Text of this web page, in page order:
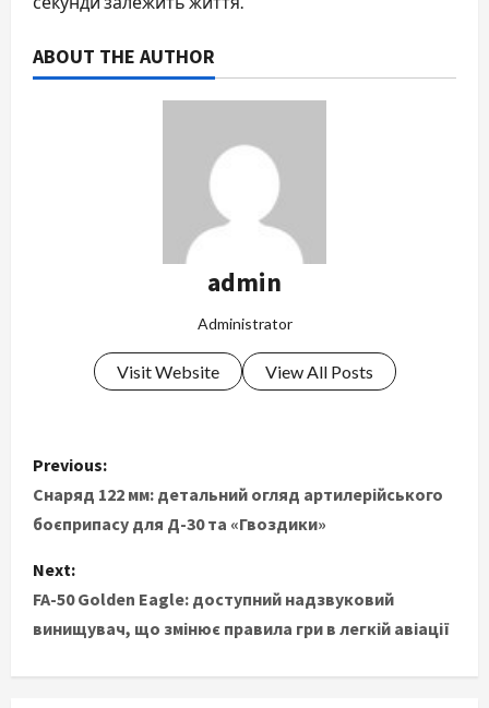
ABOUT THE AUTHOR
admin
Administrator
Visit Website View All Posts
P
o
t
n
a
Previous:
Снаряд 122 мм: детальний огляд артилерійського
боєприпасу для Д-30 та «Гвоздики»
Next:
FA-50 Golden Eagle: доступний надзвуковий
винищувач, що змінює правила гри в легкій авіації